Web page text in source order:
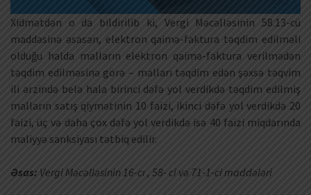
Xidmətdən o da bildirilib ki, Vergi Məcəlləsinin 58.13-cü
maddəsinə əsasən, elektron qaimə-faktura təqdim edilməli
olduğu halda malların elektron qaimə-faktura verilmədən
təqdim edilməsinə görə – malları təqdim edən şəxsə təqvim
ili ərzində belə hala birinci dəfə yol verdikdə təqdim edilmiş
malların satış qiymətinin 10 faizi, ikinci dəfə yol verdikdə 20
faizi, üç və daha çox dəfə yol verdikdə isə 40 faizi miqdarında
maliyyə sanksiyası tətbiq edilir.
Əsas: Vergi Məcəlləsinin 16-cı , 58- ci və 71-1-ci maddələri